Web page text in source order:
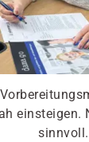
einsteigen.
sinnvoll.